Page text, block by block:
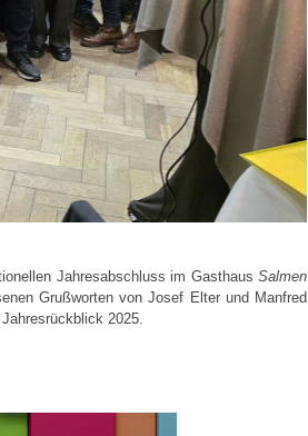
Jahresabschluss im Gasthaus Salmen
Grußworten von Josef Elter und Manfred
2025.